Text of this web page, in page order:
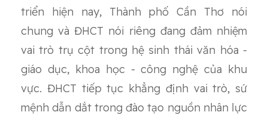
triển hiện nay, Thành phố Cần Thơ nói
chung và ĐHCT nói riêng đang đảm nhiệm
vai trò trụ cột trong hệ sinh thái văn hóa -
giáo dục, khoa học - công nghệ của khu
vực. ĐHCT tiếp tục khẳng định vai trò, sứ
mệnh dẫn dắt trong đào tạo nguồn nhân lực